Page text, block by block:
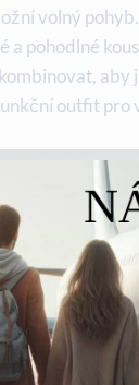
volný
a pohodlné
aby
outfit pro